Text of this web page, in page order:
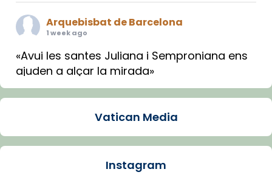
Arquebisbat de Barcelona
1 week ago
«Avui les santes Juliana i Semproniana ens
ajuden a alçar la mirada»
Mons. Sergi Gordo, bisbe de Tortosa, ha
Santes de Mataró.
🔗tinyurl.com/cvu5jmbk
Vatican Media
Instagram